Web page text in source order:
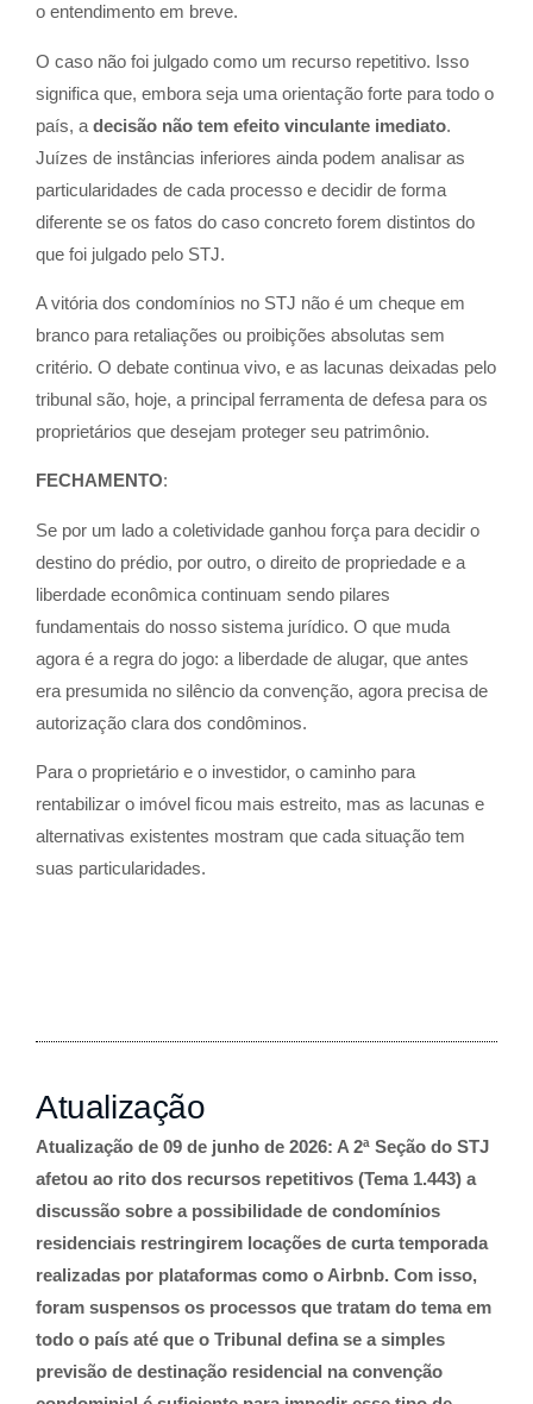
o entendimento em breve.
O caso não foi julgado como um recurso repetitivo. Isso
significa que, embora seja uma orientação forte para todo o
país, a decisão não tem efeito vinculante imediato.
Juízes de instâncias inferiores ainda podem analisar as
particularidades de cada processo e decidir de forma
diferente se os fatos do caso concreto forem distintos do
que foi julgado pelo STJ.
A vitória dos condomínios no STJ não é um cheque em
branco para retaliações ou proibições absolutas sem
critério. O debate continua vivo, e as lacunas deixadas pelo
tribunal são, hoje, a principal ferramenta de defesa para os
proprietários que desejam proteger seu patrimônio.
FECHAMENTO:
Se por um lado a coletividade ganhou força para decidir o
destino do prédio, por outro, o direito de propriedade e a
liberdade econômica continuam sendo pilares
fundamentais do nosso sistema jurídico. O que muda
agora é a regra do jogo: a liberdade de alugar, que antes
era presumida no silêncio da convenção, agora precisa de
autorização clara dos condôminos.
Para o proprietário e o investidor, o caminho para
rentabilizar o imóvel ficou mais estreito, mas as lacunas e
alternativas existentes mostram que cada situação tem
suas particularidades.
Atualização
Atualização de 09 de junho de 2026: A 2ª Seção do STJ
afetou ao rito dos recursos repetitivos (Tema 1.443) a
discussão sobre a possibilidade de condomínios
residenciais restringirem locações de curta temporada
realizadas por plataformas como o Airbnb. Com isso,
foram suspensos os processos que tratam do tema em
todo o país até que o Tribunal defina se a simples
previsão de destinação residencial na convenção